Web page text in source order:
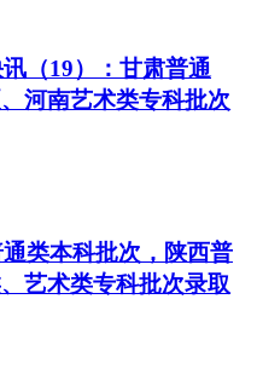
（19）：甘肃普通
河南艺术类专科批次
类本科批次，陕西普
艺术类专科批次录取